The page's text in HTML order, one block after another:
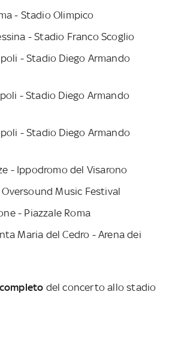
- Stadio Olimpico
- Stadio Franco Scoglio
- Stadio Diego Armando
- Stadio Diego Armando
- Stadio Diego Armando
- Ippodromo del Visarono
Music Festival
- Piazzale Roma
Maria del Cedro - Arena dei
del concerto allo stadio